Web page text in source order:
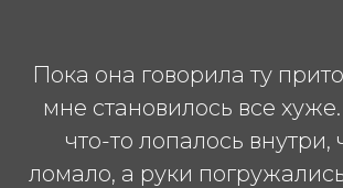
Пока она говорила ту
мне становилось все
что-то лопалось внутри,
ломало, а руки